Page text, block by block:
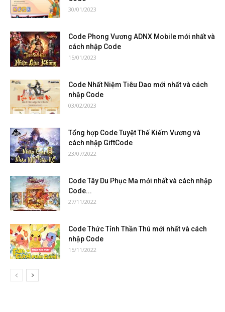
30/01/2023
Code Phong Vương ADNX Mobile mới nhất và
cách nhập Code
15/01/2023
Code Nhất Niệm Tiêu Dao mới nhất và cách
nhập Code
03/02/2023
Tổng hợp Code Tuyệt Thế Kiếm Vương và
cách nhập GiftCode
23/07/2022
Code Tây Du Phục Ma mới nhất và cách nhập
Code...
27/11/2022
Code Thức Tỉnh Thần Thú mới nhất và cách
nhập Code
15/11/2022